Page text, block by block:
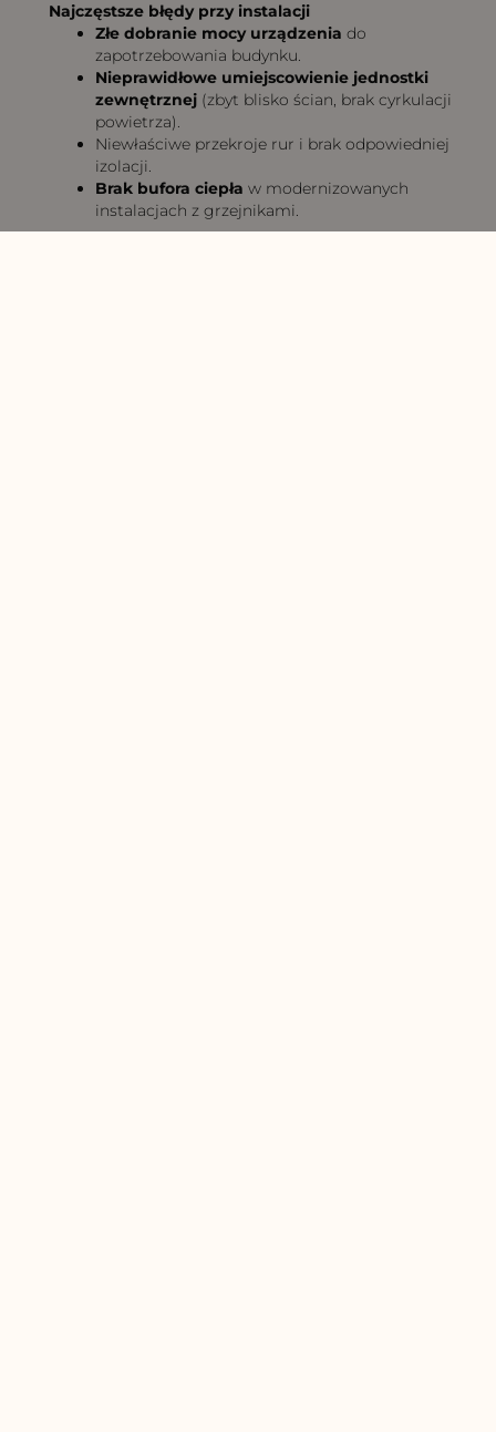
Najczęstsze błędy przy instalacji
Złe dobranie mocy urządzenia do
zapotrzebowania budynku.
Nieprawidłowe umiejscowienie jednostki
zewnętrznej(zbyt blisko ścian, brak cyrkulacji
powietrza).
Niewłaściwe przekroje rur i brak odpowiedniej
izolacji.
Brak bufora ciepła w modernizowanych
instalacjach z grzejnikami.